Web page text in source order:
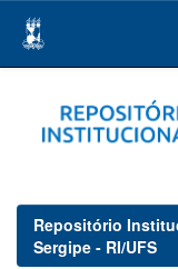
navigation
Repositório
Sergipe - RI/UFS